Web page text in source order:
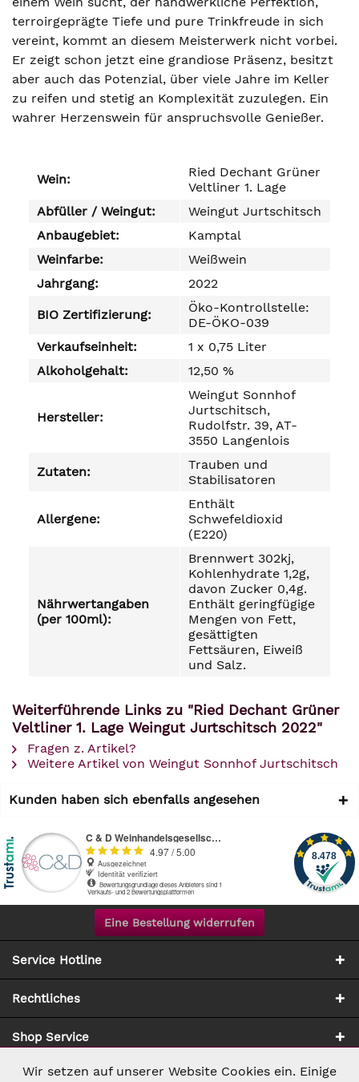
terroirgeprägte Tiefe und pure Trinkfreude in sich
vereint, kommt an diesem Meisterwerk nicht vorbei.
Er zeigt schon jetzt eine grandiose Präsenz, besitzt
aber auch das Potenzial, über viele Jahre im Keller
zu reifen und stetig an Komplexität zuzulegen. Ein
wahrer Herzenswein für anspruchsvolle Genießer.
Wein:
Ried Dechant Grüner
Veltliner 1. Lage
Abfüller / Weingut:
Weingut Jurtschitsch
Anbaugebiet:
Kamptal
Weinfarbe:
Weißwein
Jahrgang:
2022
BIO Zertifizierung:
Öko-Kontrollstelle:
DE-ÖKO-039
Verkaufseinheit:
1 x 0,75 Liter
Alkoholgehalt:
12,50 %
Hersteller:
Weingut Sonnhof
Jurtschitsch,
Rudolfstr. 39, AT-
3550 Langenlois
Zutaten:
Trauben und
Stabilisatoren
Allergene:
Enthält
Schwefeldioxid
(E220)
Nährwertangaben
(per 100ml):
Brennwert 302kj,
Kohlenhydrate 1,2g,
davon Zucker 0,4g.
Enthält geringfügige
Mengen von Fett,
gesättigten
Fettsäuren, Eiweiß
und Salz.
Weiterführende Links zu "Ried Dechant Grüner
Veltliner 1. Lage Weingut Jurtschitsch 2022"
Fragen z. Artikel?
Weitere Artikel von Weingut Sonnhof Jurtschitsch
Kunden haben sich ebenfalls angesehen
Eine Bestellung widerrufen
Service Hotline
Rechtliches
Shop Service
Zahlung & Versand
Notwendig Aktiv
Wir setzen auf unserer Website Cookies ein. Einige